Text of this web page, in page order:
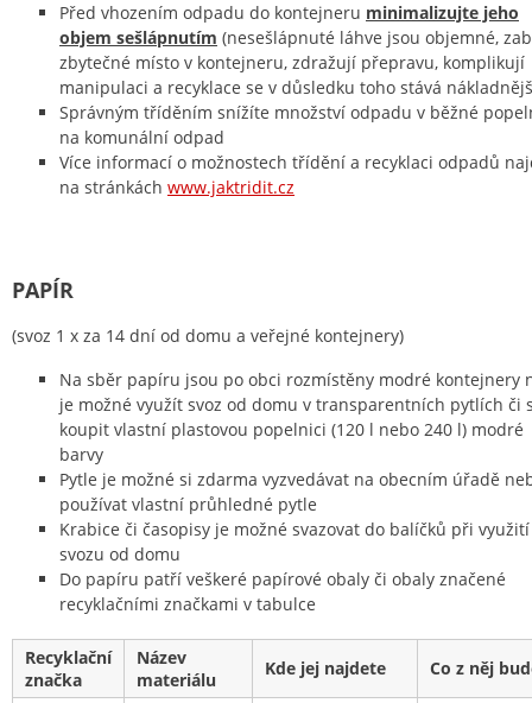
Před vhozením odpadu do kontejneru minimalizujte jeho
objem sešlápnutím (nesešlápnuté láhve jsou objemné,
zbytečné místo v kontejneru, zdražují přepravu, komplikují
manipulaci a recyklace se v důsledku toho stává
Správným tříděním snížíte množství odpadu v běžné
na komunální odpad
Více informací o možnostech třídění a recyklaci odpadů
na stránkách www.jaktridit.cz
PAPÍR
(svoz 1 x za 14 dní od domu a veřejné kontejnery)
Na sběr papíru jsou po obci rozmístěny modré kontejnery
je možné využít svoz od domu v transparentních pytlích či
koupit vlastní plastovou popelnici (120 l nebo 240 l) modré
barvy
Pytle je možné si zdarma vyzvedávat na obecním úřadě
používat vlastní průhledné pytle
Krabice či časopisy je možné svazovat do balíčků při využití
svozu od domu
Do papíru patří veškeré papírové obaly či obaly značené
recyklačními značkami v tabulce
Recyklační
značka
Název
materiálu
Kde jej najdete Co z něj